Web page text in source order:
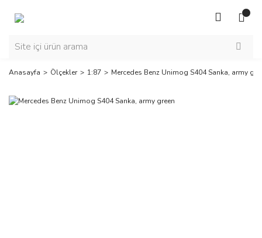
Anasayfa Ölçekler 1:87 Mercedes Benz Unimog S404 Sanka, army